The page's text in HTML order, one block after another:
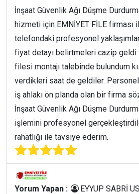
İnşaat Güvenlik Ağı Düşme
hizmeti için EMNİYET FİLE
telefondaki profesyonel
fiyat detayı belirtmeleri cazip geldi
filesi montajı talebinde bulundum
verdikleri saat de geldiler.
iş ahlakı ön planda olan bir firma
İnşaat Güvenlik Ağı Düşme
işlemini profesyonel
rahatlığı ile tavsiye ederim.
Yorum Yapan :
EYYUP SABRİ